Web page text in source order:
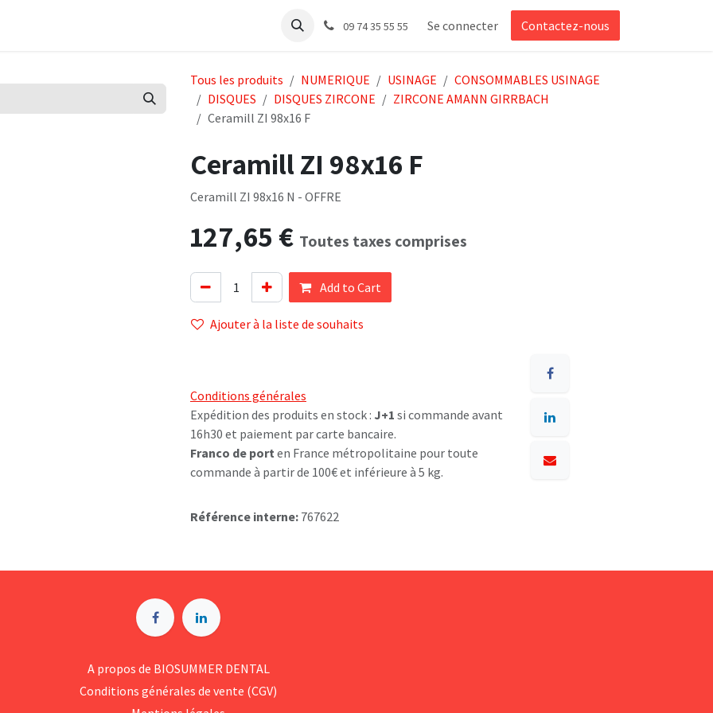
09 74 35 55 55 Se connecter Contactez-nous
Tous les produits NUMERIQUE USINAGE
CONSOMMABLES USINAGE
DISQUES
DISQUES ZIRCONE
ZIRCONE AMANN GIRRBACH
Ceramill ZI 98x16 F
Ceramill ZI 98x16 F
Ceramill ZI 98x16 N - OFFRE
127,65 € Toutes taxes comprises
Add to Cart
Ajouter à la liste de souhaits
Conditions générales
Expédition des produits en stock : J+1 si commande avant
16h30 et paiement par carte bancaire.
Franco de port en France métropolitaine pour toute
commande à partir de 100€ et inférieure à 5 kg.
Référence interne: 767622
A p​ropos de BIOSUMMER DENTAL
Conditions générales d​e vente (CGV)